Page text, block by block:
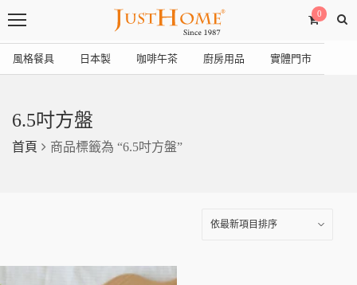
0
風格餐具 日本製 咖啡午茶 廚房用品 實體門市
6.5吋方盤
首頁 商品標籤為 “6.5吋方盤”